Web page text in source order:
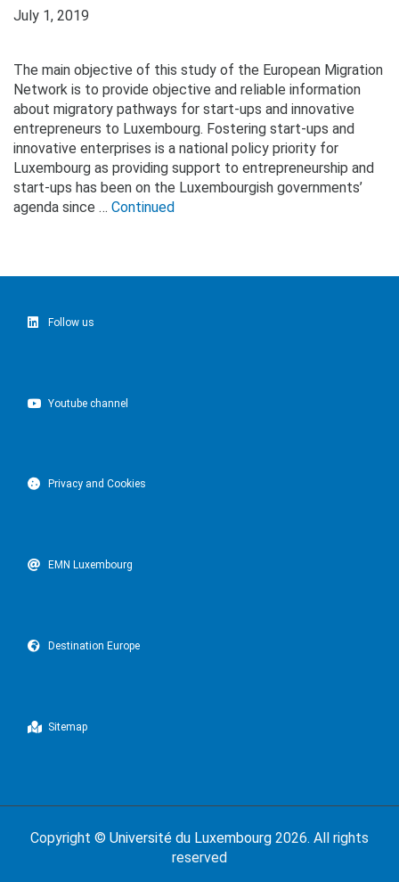
July 1, 2019
The main objective of this study of the European Migration
Network is to provide objective and reliable information
about migratory pathways for start-ups and innovative
entrepreneurs to Luxembourg. Fostering start-ups and
innovative enterprises is a national policy priority for
Luxembourg as providing support to entrepreneurship and
start-ups has been on the Luxembourgish governments’
agenda since … Continued
Follow us
Youtube channel
Privacy and Cookies
EMN Luxembourg
Destination Europe
Sitemap
Copyright © Université du Luxembourg 2026. All rights
reserved